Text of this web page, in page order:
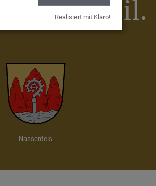
Egweil.
Nassenfels
Realisiert mit Klaro!